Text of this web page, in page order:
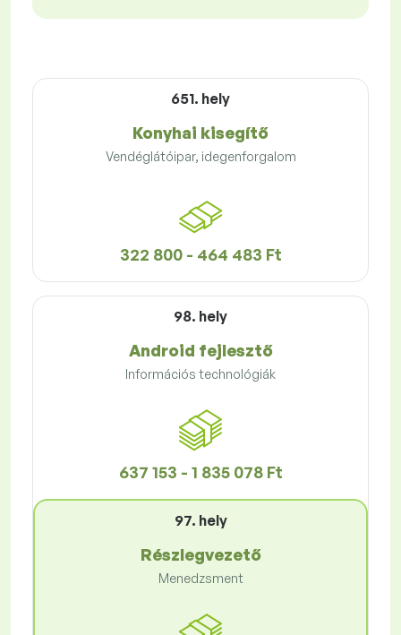
651. hely
Konyhai kisegítő
Vendéglátóipar, idegenforgalom
322 800 - 464 483 Ft
98. hely
Android fejlesztő
Információs technológiák
637 153 - 1 835 078 Ft
97. hely
Részlegvezető
Menedzsment